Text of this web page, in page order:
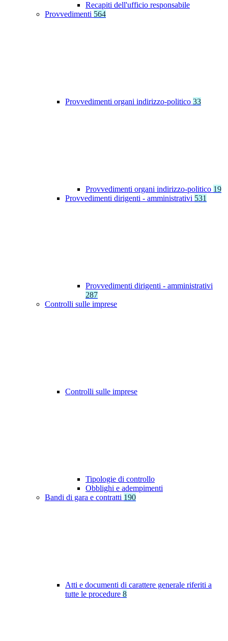
Recapiti dell'ufficio responsabile
Provvedimenti 564
Provvedimenti organi indirizzo-politico 33
Provvedimenti organi indirizzo-politico 19
Provvedimenti dirigenti - amministrativi 531
Provvedimenti dirigenti - amministrativi
287
Controlli sulle imprese
Controlli sulle imprese
Tipologie di controllo
Obblighi e adempimenti
Bandi di gara e contratti 190
Atti e documenti di carattere generale riferiti a
tutte le procedure 8